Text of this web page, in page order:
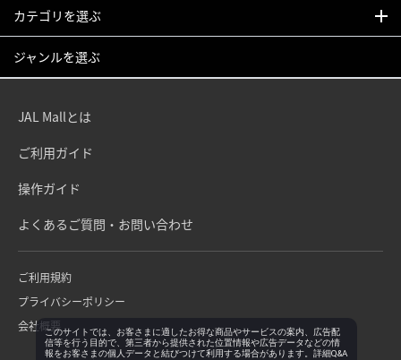
カテゴリを選ぶ
ジャンルを選ぶ
JAL Mallとは
ご利用ガイド
操作ガイド
よくあるご質問・お問い合わせ
ご利用規約
プライバシーポリシー
会社概要このサイトでは、お客さまに適したお得な商品やサービスの案内、広告配
信等を行う目的で、第三者から提供された位置情報や広告データなどの情
報をお客さまの個人データと結びつけて利用する場合があります。詳細Q&A